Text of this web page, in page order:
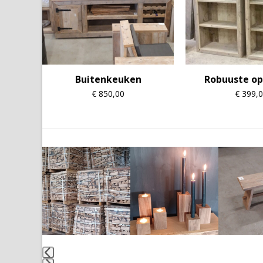
Buitenkeuken
€ 850,00
Robuuste
€